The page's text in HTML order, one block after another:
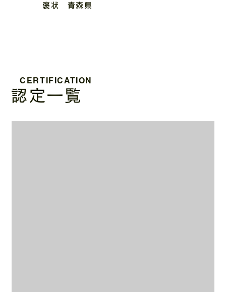
CERTIFICATION
認定一覧
褒状​ 青森県